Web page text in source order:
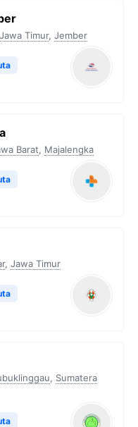
Jawa Timur, Jember
Barat, Majalengka
, Jawa Timur
, Sumatera